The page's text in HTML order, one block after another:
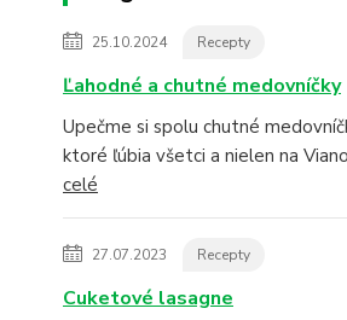
25.10.2024 Recepty
Ľahodné a chutné medovníčky
Upečme si spolu chutné
ktoré ľúbia všetci a nielen na
celé
27.07.2023 Recepty
Cuketové lasagne